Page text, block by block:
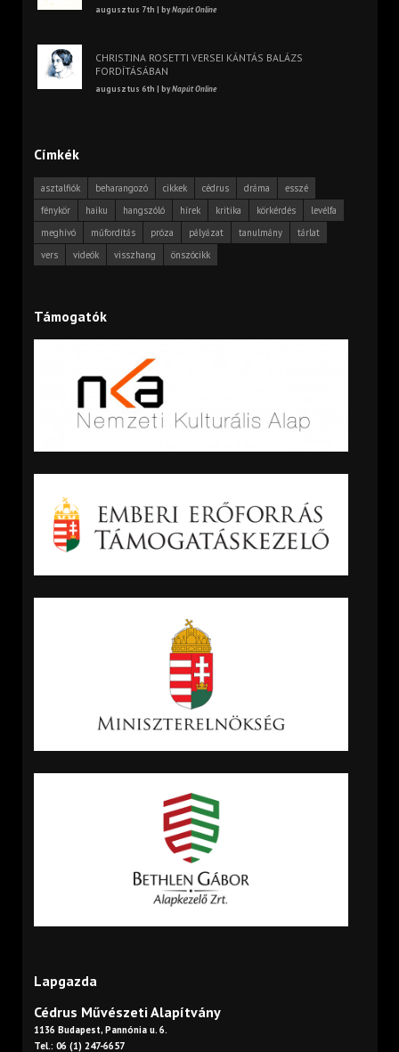
augusztus 7th | byNapút Online
CHRISTINA ROSETTI VERSEI KÁNTÁS BALÁZS
FORDÍTÁSÁBAN
augusztus 6th | byNapút Online
Címkék
asztalfiók beharangozó cikkek cédrus dráma
esszé
fénykör
haiku hangszóló hírek kritika körkérdés
levélfa
meghívó
műfordítás próza pályázat tanulmány
tárlat
vers
videók visszhang önszócikk
Támogatók
Lapgazda
Cédrus Művészeti Alapítvány
1136 Budapest, Pannónia u. 6.
Tel.: 06 (1) 247-6657